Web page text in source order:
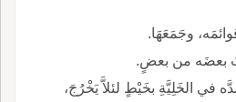
وجَمَعَهَا.
بعضَه من بعضٍ.
الخَلِيَّةِ بخَيْطٍ لئلاَّ يَخْرُجَ،